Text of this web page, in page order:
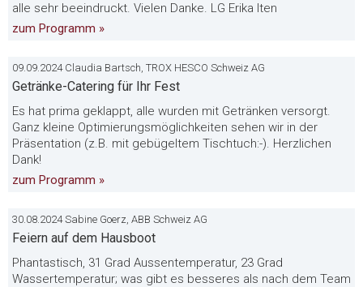
alle sehr beeindruckt. Vielen Danke. LG Erika Iten
zum Programm »
09.09.2024 Claudia Bartsch, TROX HESCO Schweiz AG
Getränke-Catering für Ihr Fest
Es hat prima geklappt, alle wurden mit Getränken versorgt.
Ganz kleine Optimierungsmöglichkeiten sehen wir in der
Präsentation (z.B. mit gebügeltem Tischtuch:-). Herzlichen
Dank!
zum Programm »
30.08.2024 Sabine Goerz, ABB Schweiz AG
Feiern auf dem Hausboot
Phantastisch, 31 Grad Aussentemperatur, 23 Grad
Wassertemperatur; was gibt es besseres als nach dem Team